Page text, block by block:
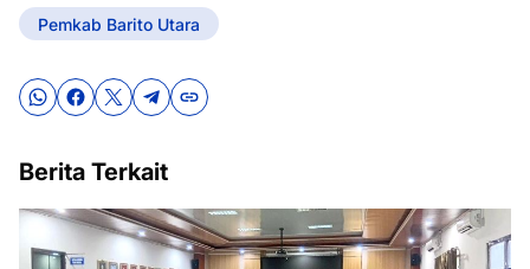
Pemkab Barito Utara
Berita Terkait